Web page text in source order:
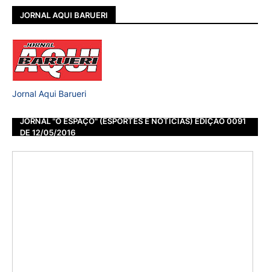
JORNAL AQUI BARUERI
Jornal Aqui Barueri
JORNAL "O ESPAÇO" (ESPORTES E NOTÍCIAS) EDIÇÃO 0091
DE 12/05/2016